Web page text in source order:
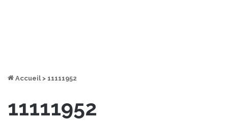
Accueil > 11111952
11111952